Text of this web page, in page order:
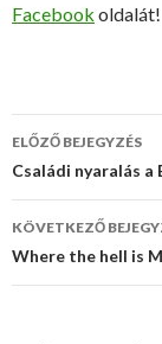
Facebook oldalát!
Bejegyzés
navigáció
ELŐZŐ BEJEGYZÉS
Családi nyaralás a
KÖVETKEZŐ
Where the hell is